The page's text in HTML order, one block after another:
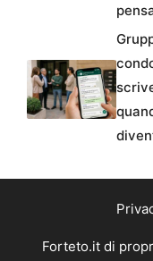
Forteto.it di